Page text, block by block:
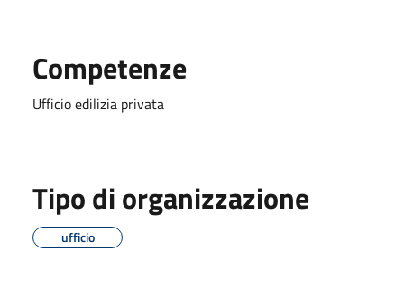
Competenze
Ufficio edilizia privata
Tipo di organizzazione
ufficio